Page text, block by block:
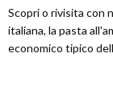
Scopri o rivisita con
italiana, la pasta
economico tipico